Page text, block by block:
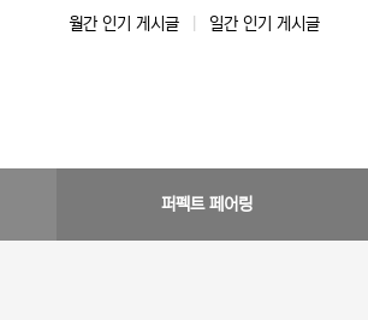
월간 인기 게시글 일간 인기 게시글
퍼펙트 페어링